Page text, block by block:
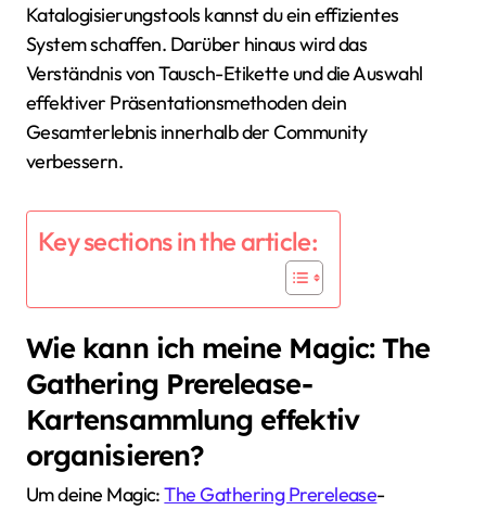
Katalogisierungstools kannst du ein effizientes
System schaffen. Darüber hinaus wird das
Verständnis von Tausch-Etikette und die Auswahl
effektiver Präsentationsmethoden dein
Gesamterlebnis innerhalb der Community
verbessern.
Key sections in the article:
Wie kann ich meine Magic: The
Gathering Prerelease-
Kartensammlung effektiv
organisieren?
Um deine Magic:The Gathering Prerelease-